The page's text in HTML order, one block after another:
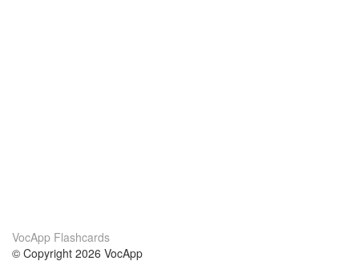
VocApp Flashcards
© Copyright 2026 VocApp